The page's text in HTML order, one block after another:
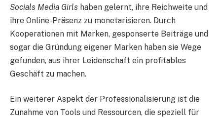
Socials Media Girls haben gelernt, ihre Reichweite und
ihre Online-Präsenz zu monetarisieren. Durch
Kooperationen mit Marken, gesponserte Beiträge und
sogar die Gründung eigener Marken haben sie Wege
gefunden, aus ihrer Leidenschaft ein profitables
Geschäft zu machen.
Ein weiterer Aspekt der Professionalisierung ist die
Zunahme von Tools und Ressourcen, die speziell für